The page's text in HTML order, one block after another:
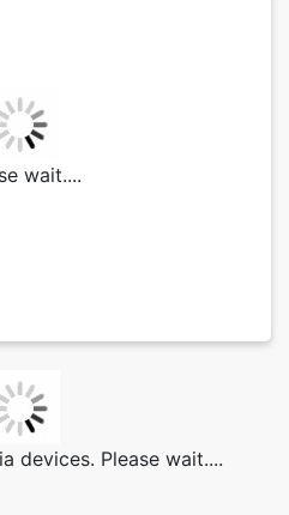
wait....
devices. Please wait....